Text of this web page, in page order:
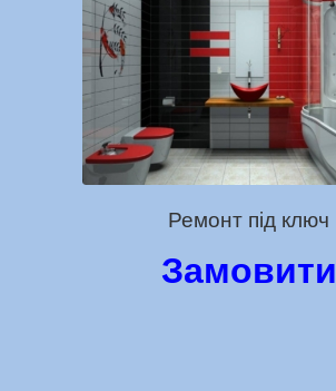
Ремонт під ключ
Замовити